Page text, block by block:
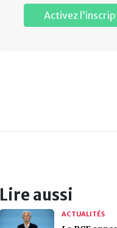
Activez
Lire aussi
ACTUALITÉS